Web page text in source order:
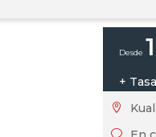
+

v